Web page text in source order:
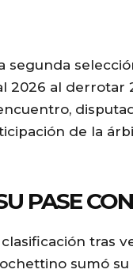
segunda
2026 al derrotar
de la
PASE
tras
sumó su